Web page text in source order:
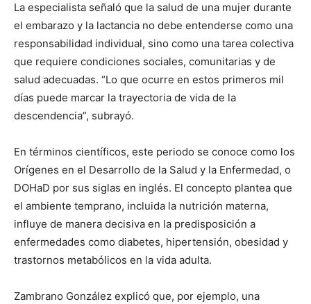
La especialista señaló que la salud de una mujer durante
el embarazo y la lactancia no debe entenderse como una
responsabilidad individual, sino como una tarea colectiva
que requiere condiciones sociales, comunitarias y de
salud adecuadas. “Lo que ocurre en estos primeros mil
días puede marcar la trayectoria de vida de la
descendencia”, subrayó.
En términos científicos, este periodo se conoce como los
Orígenes en el Desarrollo de la Salud y la Enfermedad, o
DOHaD por sus siglas en inglés. El concepto plantea que
el ambiente temprano, incluida la nutrición materna,
influye de manera decisiva en la predisposición a
enfermedades como diabetes, hipertensión, obesidad y
trastornos metabólicos en la vida adulta.
Zambrano González explicó que, por ejemplo, una